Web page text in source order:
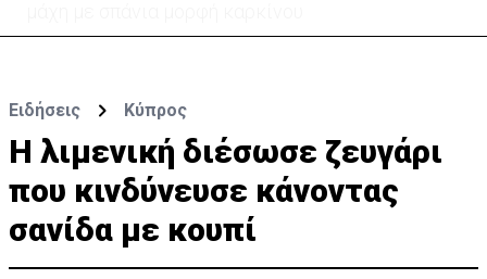
Ειδήσεις Κύπρος
Η λιμενική διέσωσε ζευγάρι
που κινδύνευσε κάνοντας
σανίδα με κουπί